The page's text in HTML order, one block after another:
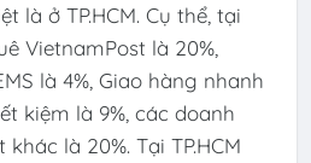
là ở TP.HCM. Cụ thể, tại
VietnamPost là 20%,
là 4%, Giao hàng nhanh
kiệm là 9%, các doanh
là 20%. Tại TP.HCM